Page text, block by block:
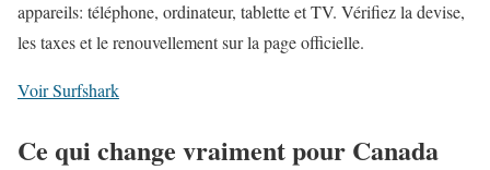
appareils: téléphone, ordinateur, tablette et TV. Vérifiez la devise,
les taxes et le renouvellement sur la page officielle.
Voir Surfshark
Ce qui change vraiment pour Canada